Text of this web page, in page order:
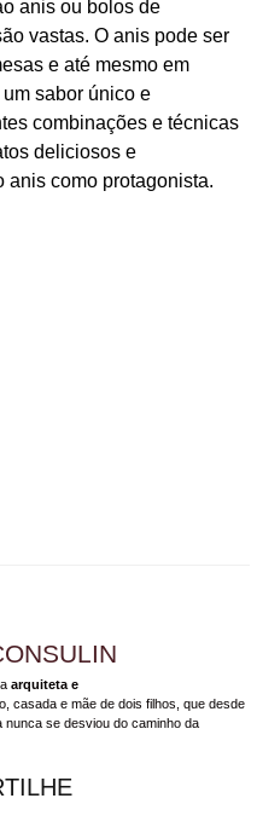
anis ou bolos de
vastas. O anis pode ser
e até mesmo em
sabor único e
combinações e técnicas
deliciosos e
anis como protagonista.
arquiteta e
casada e mãe de dois filhos, que desde
nunca se desviou do caminho da